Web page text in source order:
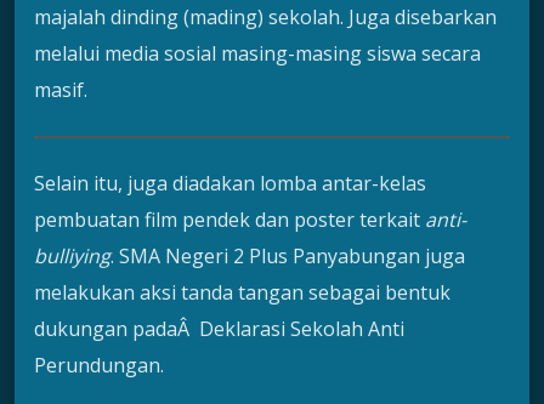
majalah dinding (mading) sekolah. Juga disebarkan
melalui media sosial masing-masing siswa secara
masif.
Selain itu, juga diadakan lomba antar-kelas
pembuatan film pendek dan poster terkait anti-
bulliying. SMA Negeri 2 Plus Panyabungan juga
melakukan aksi tanda tangan sebagai bentuk
dukungan padaÂ Deklarasi Sekolah Anti
Perundungan.